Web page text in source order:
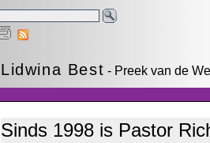
Lidwina Best - Preek van de
Sinds 1998 is Pastor